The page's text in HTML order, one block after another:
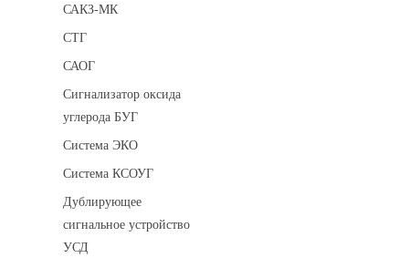
САКЗ-МК
СТГ
САОГ
Сигнализатор оксида
углерода БУГ
Система ЭКО
Система КСОУГ
Дублирующее
сигнальное устройство
УСД